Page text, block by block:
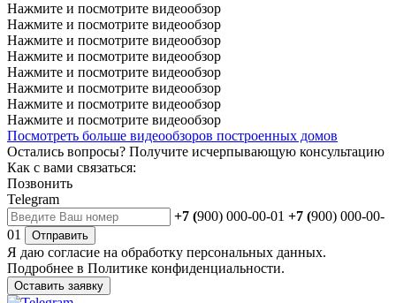
Нажмите и посмотрите видеообзор
Нажмите и посмотрите видеообзор
Нажмите и посмотрите видеообзор
Нажмите и посмотрите видеообзор
Нажмите и посмотрите видеообзор
Нажмите и посмотрите видеообзор
Нажмите и посмотрите видеообзор
Нажмите и посмотрите видеообзор
Посмотреть больше видеообзоров построенных домов
Остались вопросы? Получите исчерпывающую консультацию
Как с вами связаться:
Позвонить
Telegram
+7 (900) 000-00-01 +7 (900) 000-00-
01
Отправить
Я даю согласие на обработку персональных данных.
Подробнее в Политике конфиденциальности.
Оставить заявку